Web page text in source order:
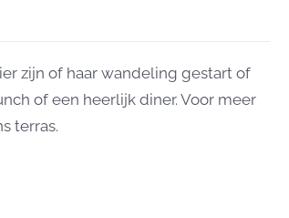
zijn of haar wandeling gestart of
of een heerlijk diner. Voor meer
terras.